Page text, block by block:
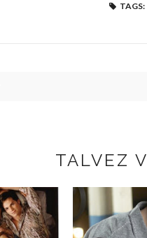
TAGS:
TALVEZ